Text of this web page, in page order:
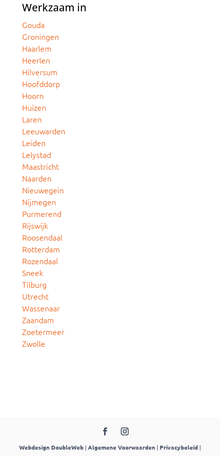
Werkzaam in
Gouda
Groningen
Haarlem
Heerlen
Hilversum
Hoofddorp
Hoorn
Huizen
Laren
Leeuwarden
Leiden
Lelystad
Maastricht
Naarden
Nieuwegein
Nijmegen
Purmerend
Rijswijk
Roosendaal
Rotterdam
Rozendaal
Sneek
Tilburg
Utrecht
Wassenaar
Zaandam
Zoetermeer
Zwolle
Webdesign DoubleWeb |Algemene Voorwaarden | Privacybeleid |